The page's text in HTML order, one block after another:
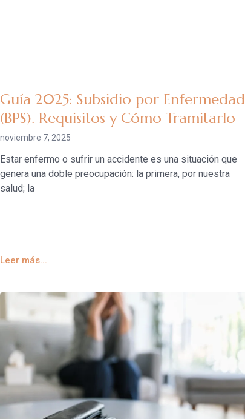
Guía 2025: Subsidio por Enfermedad
(BPS). Requisitos y Cómo Tramitarlo
noviembre 7, 2025
Estar enfermo o sufrir un accidente es una situación que
genera una doble preocupación: la primera, por nuestra
salud; la
Leer más...